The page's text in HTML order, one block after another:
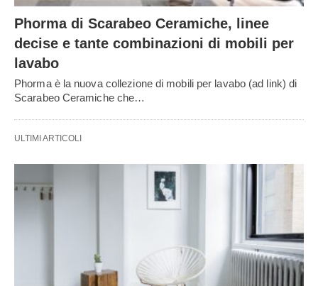
Phorma di Scarabeo Ceramiche, linee
decise e tante combinazioni di mobili per
lavabo
Phorma è la nuova collezione di mobili per lavabo (ad link) di
Scarabeo Ceramiche che…
ULTIMI ARTICOLI